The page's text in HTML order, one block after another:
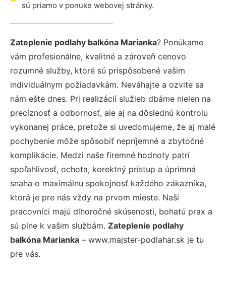
sú priamo v ponuke webovej stránky.
Zateplenie podlahy balkóna Marianka? Ponúkame
vám profesionálne, kvalitné a zároveň cenovo
rozumné služby, ktoré sú prispôsobené vašim
individuálnym požiadavkám. Neváhajte a ozvite sa
nám ešte dnes. Pri realizácií služieb dbáme nielen na
precíznosť a odbornosť, ale aj na dôslednú kontrolu
vykonanej práce, pretože si uvedomujeme, že aj malé
pochybenie môže spôsobiť nepríjemné a zbytočné
komplikácie. Medzi naše firemné hodnoty patrí
spoľahlivosť, ochota, korektný prístup a úprimná
snaha o maximálnu spokojnosť každého zákazníka,
ktorá je pre nás vždy na prvom mieste. Naši
pracovníci majú dlhoročné skúsenosti, bohatú prax a
sú plne k vašim službám. Zateplenie podlahy
balkóna Marianka – www.majster-podlahar.sk je tu
pre vás.